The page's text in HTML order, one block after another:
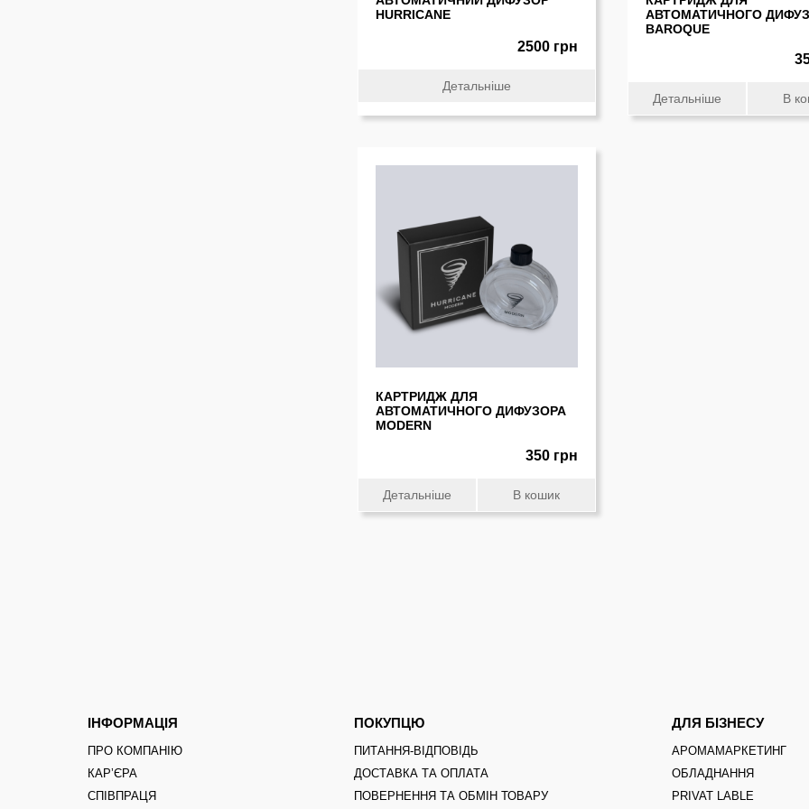
HURRICANE
2500 грн
Детальніше
АВТОМАТИЧНОГО
BAROQUE
Детальніше В
КАРТРИДЖ ДЛЯ
АВТОМАТИЧНОГО ДИФУЗОРА
MODERN
350 грн
Детальніше В кошик
ІНФОРМАЦІЯ
ПРО КОМПАНІЮ
КАРʼЄРА
СПІВПРАЦЯ
ПОКУПЦЮ
ПИТАННЯ-ВІДПОВІДЬ
ДОСТАВКА ТА ОПЛАТА
ПОВЕРНЕННЯ ТА ОБМІН ТОВАРУ
ДЛЯ БІЗНЕСУ
АРОМАМАРКЕТИНГ
ОБЛАДНАННЯ
PRIVAT LABLE